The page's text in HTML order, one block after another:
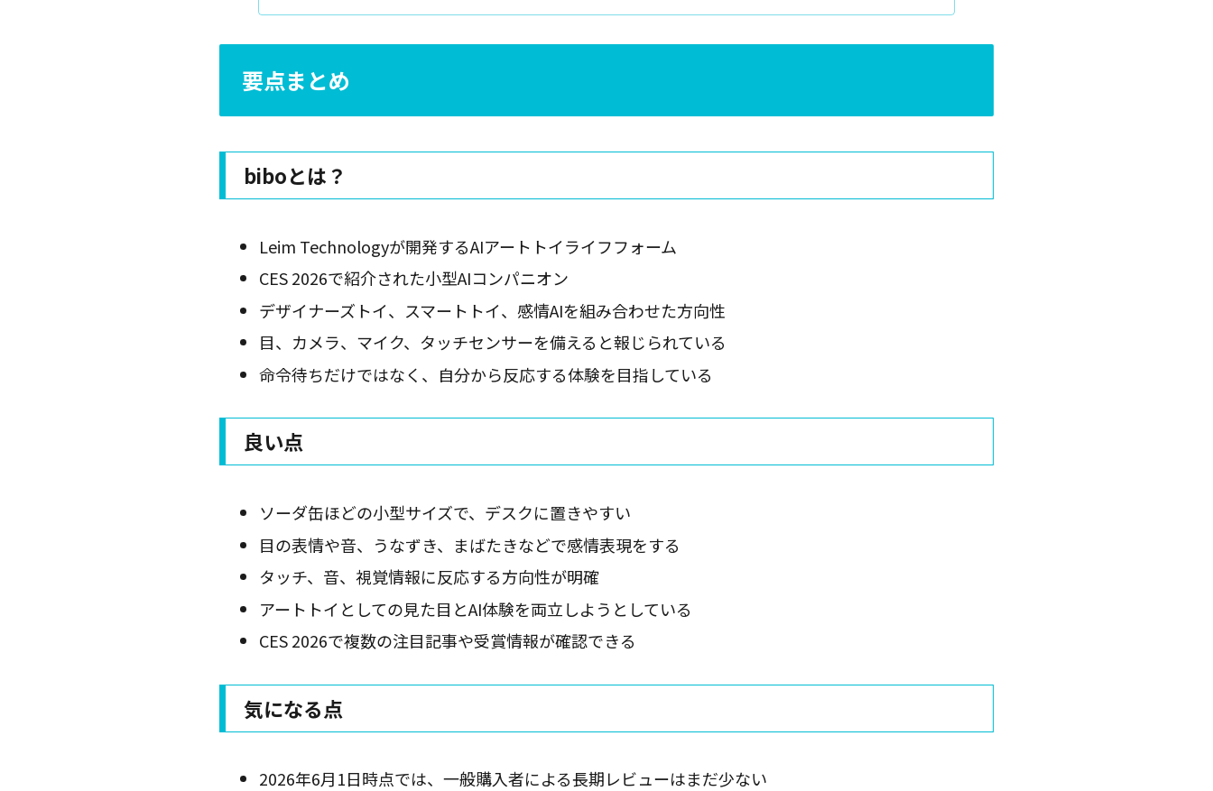
要点まとめ
biboとは？
Leim Technologyが開発するAIアートトイライフフォーム
CES 2026で紹介された小型AIコンパニオン
デザイナーズトイ、スマートトイ、感情AIを組み合わせた方向性
目、カメラ、マイク、タッチセンサーを備えると報じられている
命令待ちだけではなく、自分から反応する体験を目指している
良い点
ソーダ缶ほどの小型サイズで、デスクに置きやすい
目の表情や音、うなずき、まばたきなどで感情表現をする
タッチ、音、視覚情報に反応する方向性が明確
アートトイとしての見た目とAI体験を両立しようとしている
CES 2026で複数の注目記事や受賞情報が確認できる
気になる点
2026年6月1日時点では、一般購入者による長期レビューはまだ少ない